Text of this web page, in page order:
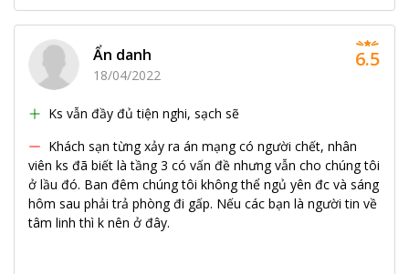
Ẩn danh
18/04/2022
Ks vẫn đầy đủ tiện nghi, sạch sẽ
Khách sạn từng xảy ra án mạng có người chết, nhân
viên ks đã biết là tầng 3 có vấn đề nhưng vẫn cho chúng tôi
ở lầu đó. Ban đêm chúng tôi không thể ngủ yên đc và sáng
hôm sau phải trả phòng đi gấp. Nếu các bạn là người tin về
tâm linh thì k nên ở đây.
6.5